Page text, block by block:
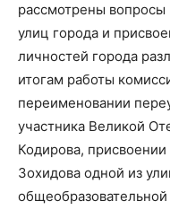
рассмотрены
улиц города и
личностей города
итогам работы
переименовании
участника Великой
Кодирова,
Зохидова одной из